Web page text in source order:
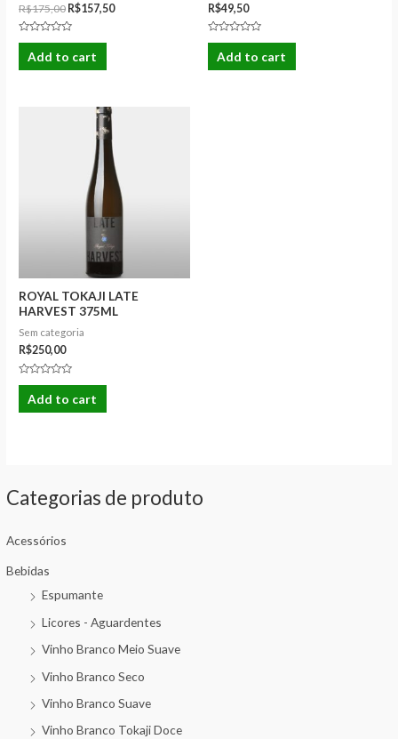
Categorias de produto
Acessórios
Bebidas
Espumante
Licores - Aguardentes
Vinho Branco Meio Suave
Vinho Branco Seco
Vinho Branco Suave
Vinho Branco Tokaji Doce
R$175,00 R$157,50
Rated
out
of
Add to cart
R$49,50
Rated
out
of
Add to cart
ROYAL TOKAJI LATE
HARVEST 375ML
Sem categoria
R$250,00
Rated
out
of
Add to cart